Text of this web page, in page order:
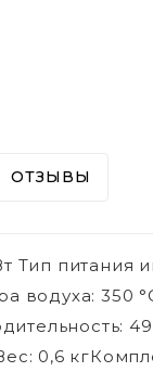
ОТЗЫВЫ
Тип питания
водуха: 350
0,6